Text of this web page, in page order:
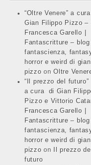
“Oltre Venere” a
Gian Filippo Pizzo –
Francesca Garello |
Fantascritture – blog
fantascienza,
horror e weird di
pizzo onOltre
“Il prezzo del futuro”
a cura di Gian
Pizzo e Vittorio
Francesca Garello |
Fantascritture – blog
fantascienza,
horror e weird di
pizzo on
Il prezzo del
futuro